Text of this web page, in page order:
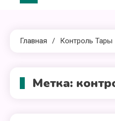
Главная Контроль Тары
Метка: